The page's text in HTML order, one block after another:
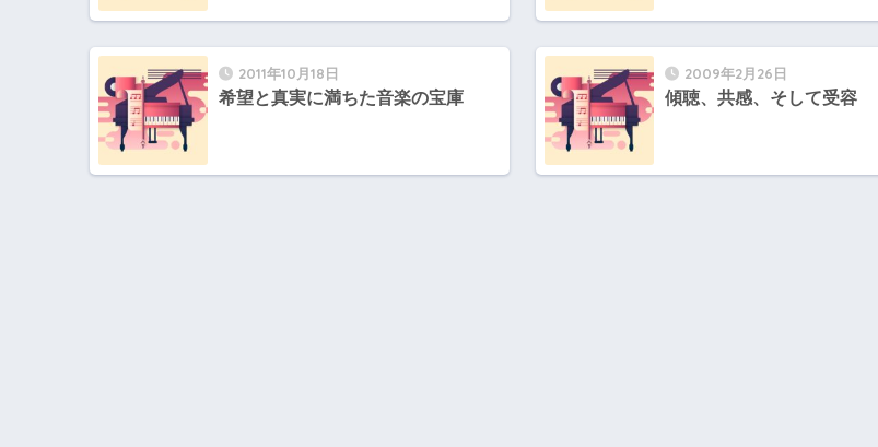
2011年10月18日
希望と真実に満ちた音楽の宝庫
2009年2月26日
傾聴、共感、そして受容